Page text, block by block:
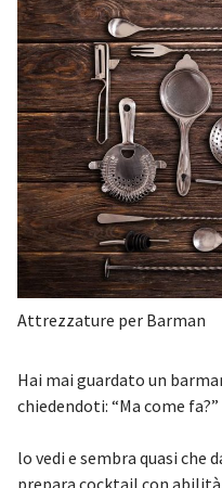
Attrezzature per Barman
Hai mai guardato un
chiedendoti: “Ma come fa?”
lo vedi e sembra quasi che